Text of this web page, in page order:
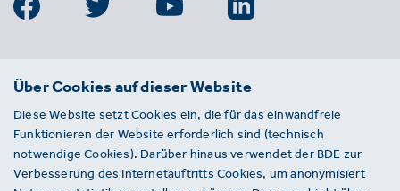
BDE
Entsorgungs-, Wasser- und
Kreislaufwirtschaft e. V.
Von-der-Heydt-Straße 2
D 10785 Berlin
Über Cookies auf dieser Website
Diese Website setzt Cookies ein, die für das einwandfreie
Funktionieren der Website erforderlich sind (technisch
notwendige Cookies). Darüber hinaus verwendet der BDE zur
Verbesserung des Internetauftritts Cookies, um anonymisiert